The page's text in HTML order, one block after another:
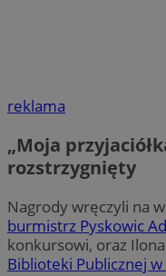
reklama
„Moja
rozstrzygnięty
Nagrody wręczyli na
burmistrz Pyskowic
konkursowi, oraz
Biblioteki Publicznej w